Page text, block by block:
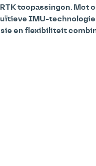
toepassingen. Met
IMU-
en flexibiliteit